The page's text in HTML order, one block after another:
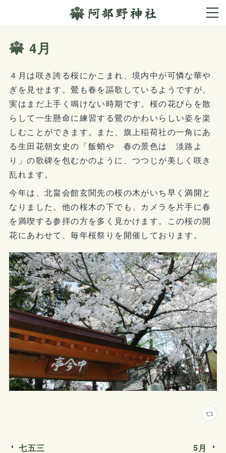
4月
４月は咲き誇る桜にかこまれ、境内中が可憐な華や
ぎを見せます。鶯も春を謳歌しているようですが、
実はまだ上手く鳴けない時期です。桜の花びらを散
らして一生懸命に練習する鶯のかわいらしい姿を楽
しむことができます。また、旗上稲荷社の一角にあ
る生田花朝女史の「飯蛸や 春の景色は 淡路よ
り」の歌碑を包むかのように、つつじが美しく咲き
乱れます。
今年は、北畠会館玄関先の桜の木がいち早く満開と
なりました。他の桜木の下でも、カメラを片手に春
を満喫する参拝の方を多く見かけます。この桜の開
花にあわせて、毎年桜祭りを開催しております。
七五三 5月